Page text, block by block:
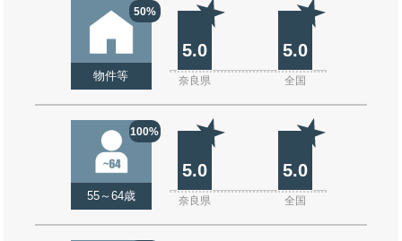
50%
物件等
5.0 5.0
奈良県 全国
100%
55～64歳
5.0 5.0
奈良県 全国